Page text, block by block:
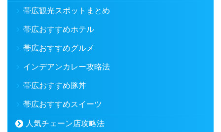
帯広観光スポットまとめ
帯広おすすめホテル
帯広おすすめグルメ
インデアンカレー攻略法
帯広おすすめ豚丼
帯広おすすめスイーツ
人気チェーン店攻略法